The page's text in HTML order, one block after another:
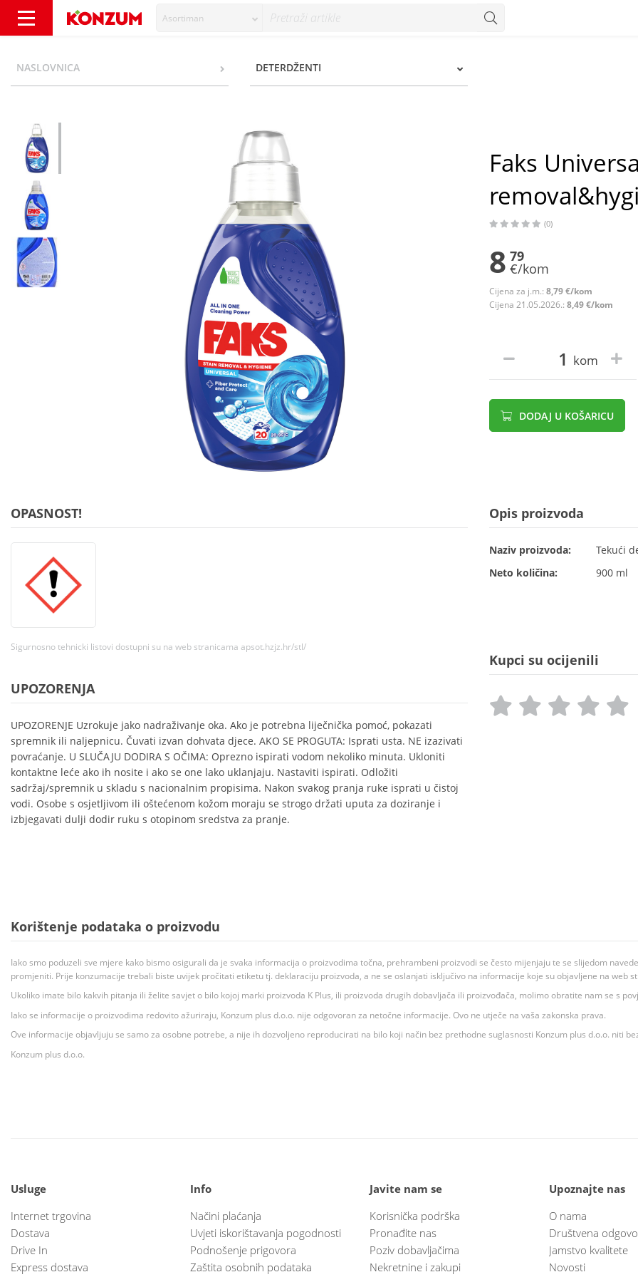
Asortiman
NASLOVNICA DETERDŽENTI
Faks
(0)
8 79
€/kom
Cijena za j.m.: 8,79 €/kom
Cijena 21.05.2026.: 8,49 €/kom
kom
DODAJ U KOŠARICU
OPASNOST!
Sigurnosno tehnicki listovi dostupni su na web stranicama apsot.hzjz.hr/stl/
UPOZORENJA
UPOZORENJE Uzrokuje jako nadraživanje oka. Ako je potrebna liječnička pomoć, pokazati
spremnik ili naljepnicu. Čuvati izvan dohvata djece. AKO SE PROGUTA: Isprati usta. NE izazivati
povraćanje. U SLUČAJU DODIRA S OČIMA: Oprezno ispirati vodom nekoliko minuta. Ukloniti
kontaktne leće ako ih nosite i ako se one lako uklanjaju. Nastaviti ispirati. Odložiti
sadržaj/spremnik u skladu s nacionalnim propisima. Nakon svakog pranja ruke isprati u čistoj
vodi. Osobe s osjetljivom ili oštećenom kožom moraju se strogo držati uputa za doziranje i
izbjegavati dulji dodir ruku s otopinom sredstva za pranje.
Opis proizvoda
Naziv proizvoda:
Tekući
Neto količina:
900 ml
Kupci su ocijenili
Korištenje podataka o proizvodu
Iako smo poduzeli sve mjere kako bismo osigurali da je svaka informacija o proizvodima točna, prehrambeni proizvodi se često mijenjaju te se slijedom
promjeniti. Prije konzumacije trebali biste uvijek pročitati etiketu tj. deklaraciju proizvoda, a ne se oslanjati isključivo na informacije koje su objavljene na web
Ukoliko imate bilo kakvih pitanja ili želite savjet o bilo kojoj marki proizvoda K Plus, ili proizvoda drugih dobavljača ili proizvođača, molimo obratite nam se s
Iako se informacije o proizvodima redovito ažuriraju, Konzum plus d.o.o. nije odgovoran za netočne informacije. Ovo ne utječe na vaša zakonska prava.
Ove informacije objavljuju se samo za osobne potrebe, a nije ih dozvoljeno reproducirati na bilo koji način bez prethodne suglasnosti Konzum plus d.o.o. niti
Konzum plus d.o.o.
Usluge
Internet trgovina
Dostava
Drive In
Express dostava
Info
Načini plaćanja
Uvjeti iskorištavanja pogodnosti
Podnošenje prigovora
Zaštita osobnih podataka
Javite nam se
Korisnička podrška
Pronađite nas
Poziv dobavljačima
Nekretnine i zakupi
Upoznajte nas
O nama
Društvena
Jamstvo kvalitete
Novosti